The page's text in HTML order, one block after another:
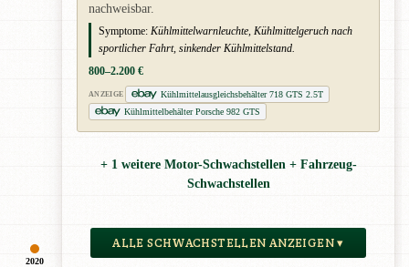
2020
nachweisbar.
Symptome: Kühlmittelwarnleuchte, Kühlmittelgeruch nach
sportlicher Fahrt, sinkender Kühlmittelstand.
800–2.200 €
ANZEIGE
Kühlmittelausgleichsbehälter 718 GTS 2.5T
Kühlmittelbehälter Porsche 982 GTS
+ 1 weitere Motor-Schwachstellen + Fahrzeug-
Schwachstellen
ALLE SCHWACHSTELLEN ANZEIGEN ▾